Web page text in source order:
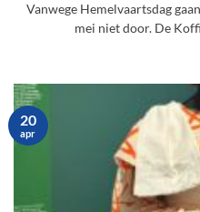
Vanwege Hemelvaartsdag
mei niet door. De
20
apr